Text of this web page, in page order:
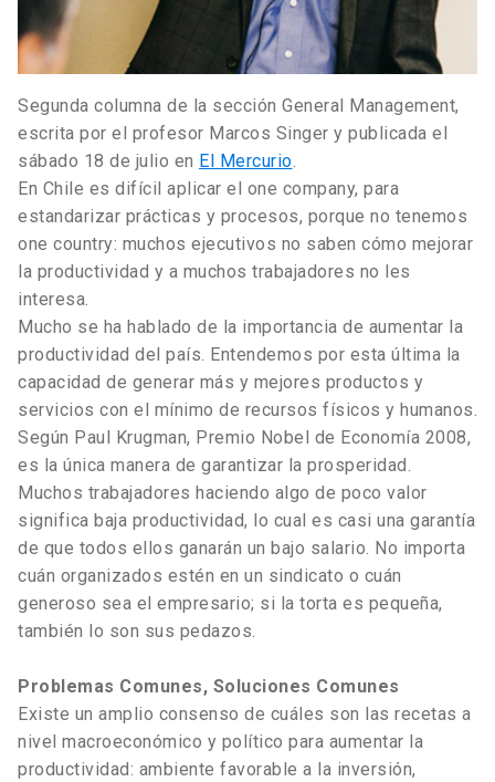
Segunda columna de la sección General Management,
escrita por el profesor Marcos Singer y publicada el
sábado 18 de julio en El Mercurio.
En Chile es difícil aplicar el one company, para
estandarizar prácticas y procesos, porque no tenemos
one country: muchos ejecutivos no saben cómo mejorar
la productividad y a muchos trabajadores no les
interesa.
Mucho se ha hablado de la importancia de aumentar la
productividad del país. Entendemos por esta última la
capacidad de generar más y mejores productos y
servicios con el mínimo de recursos físicos y humanos.
Según Paul Krugman, Premio Nobel de Economía 2008,
es la única manera de garantizar la prosperidad.
Muchos trabajadores haciendo algo de poco valor
significa baja productividad, lo cual es casi una garantía
de que todos ellos ganarán un bajo salario. No importa
cuán organizados estén en un sindicato o cuán
generoso sea el empresario; si la torta es pequeña,
también lo son sus pedazos.
Problemas Comunes, Soluciones Comunes
Existe un amplio consenso de cuáles son las recetas a
nivel macroeconómico y político para aumentar la
productividad: ambiente favorable a la inversión,